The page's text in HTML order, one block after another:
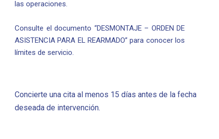
las operaciones.
Consulte el documento “DESMONTAJE – ORDEN DE
ASISTENCIA PARA EL REARMADO” para conocer los
límites de servicio.
Concierte una cita al menos 15 días antes de la fecha
deseada de intervención.